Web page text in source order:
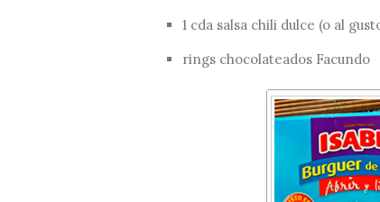
1 cda salsa chili dulce (o al
rings chocolateados Facundo